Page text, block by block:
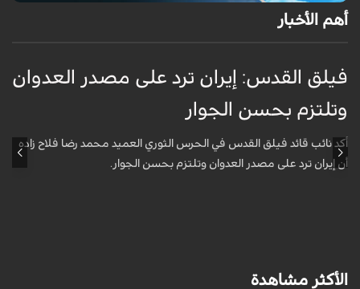
أهم الأخبار
فيلق القدس: إيران ترد على مصدر العدوان
وتلتزم بحسن الجوار
أكد نائب قائد فيلق القدس في الحرس الثوري العميد محمد رضا فلاح زاده
أن إيران ترد على مصدر العدوان وتلتزم بحسن الجوار.
الأكثر مشاهدة